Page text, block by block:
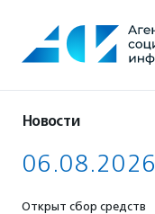
содержанию
Новости
06.08.2026
Открыт сбор средств